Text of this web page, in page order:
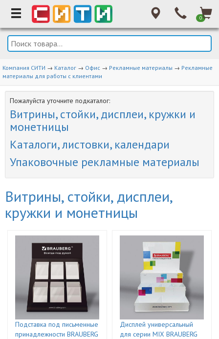
0
Компания СИТИ → Каталог → Офис → Рекламные материалы → Рекламные
материалы для работы с клиентами
Пожалуйста уточните подкаталог:
Витрины, стойки, дисплеи, кружки и
монетницы
Каталоги, листовки, календари
Упаковочные рекламные материалы
Витрины, стойки, дисплеи,
кружки и монетницы
Подставка под письменные
принадлежности BRAUBERG
Дисплей универсальный
для серии MIX BRAUBERG